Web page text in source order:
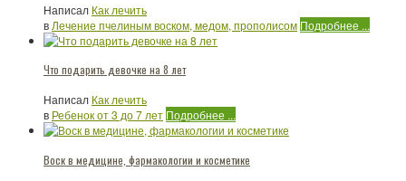
Написал Как лечить
в Лечение пчелиным воском, медом, прополисом Подробнее ...
Что подарить девочке на 8 лет
Написал Как лечить
в Ребенок от 3 до 7 лет Подробнее ...
Воск в медицине, фармакологии и косметике